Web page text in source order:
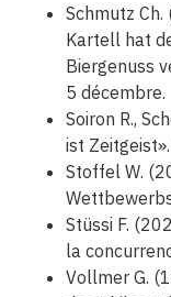
Schmutz
Kartell hat
Biergenuss
5 décembre.
Soiron R.,
ist
Stoffel W.
Stüssi F.
la
Vollmer G.